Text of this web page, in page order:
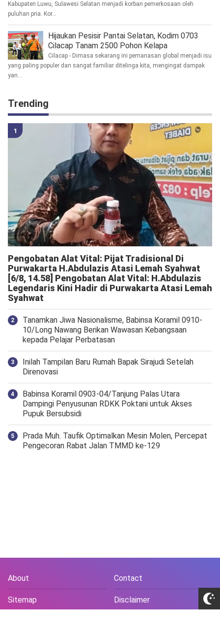
Kabupaten Luwu, Sulawesi Selatan menjadi korban pemerkosaan oleh
puluhan pria. Kor...
Hijaukan Pesisir Pantai Selatan, Kodim 0703
Cilacap Tanam 2500 Pohon Kelapa
Cilacap - Dimasa sekarang ini pemanasan global menjadi isu
yang paling populer dan sangat familiar ditelinga kita, mengingat dampak
yan...
Trending
Pengobatan Alat Vital: Pijat Tradisional Di
Purwakarta H.Abdulazis Atasi Lemah Syahwat
[6/8, 14.58] Pengobatan Alat Vital: H.Abdulazis
Legendaris Kini Hadir di Purwakarta Atasi Lemah
Syahwat
Tanamkan Jiwa Nasionalisme, Babinsa Koramil 0910-
10/Long Nawang Berikan Wawasan Kebangsaan
kepada Pelajar Perbatasan
Inilah Tampilan Baru Rumah Bapak Sirajudi Setelah
Direnovasi
‎Babinsa Koramil 0903-04/Tanjung Palas Utara
Dampingi Penyusunan RDKK Poktani untuk Akses
Pupuk Bersubsidi
Prada Muh. Taufik Optimalkan Mesin Molen, Percepat
Pengecoran Rabat Jalan TMMD ke-129
About Contact
Sitemap Disclaimer